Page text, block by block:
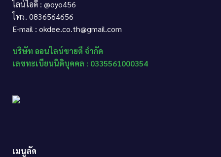
ไลน์ไอดี : @oyo456
โทร. 0836564656
E-mail : okdee.co.th@gmail.com
บริษัท ออนไลน์ขายดี จำกัด
เลขทะเบียนนิติบุคคล : 0335561000354
เมนูลัด